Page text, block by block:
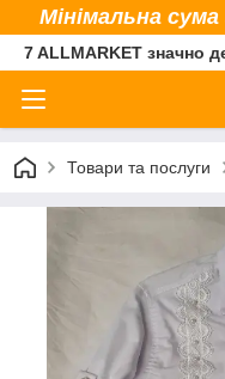
Мінімальна
7 ALLMARKET значно
Товари та послуги